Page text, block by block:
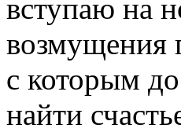
вступаю на
возмущения
с которым
найти